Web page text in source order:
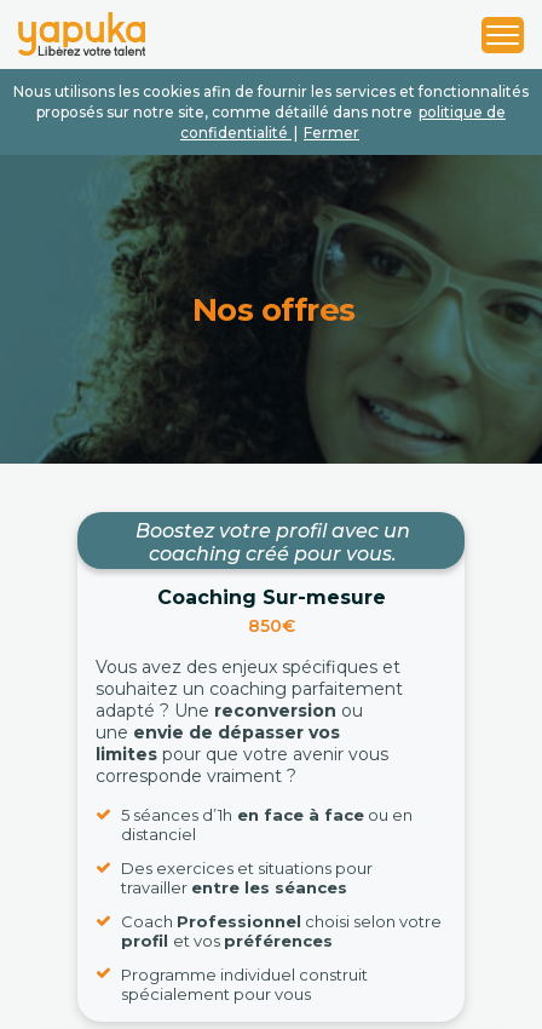
Nous utilisons les cookies afin de fournir les services et fonctionnalités
proposés sur notre site, comme détaillé dans notre politique de
confidentialité
Fermer
1
2
3
Nos offres
Boostez votre profil avec un
coaching créé pour vous.
Coaching Sur-mesure
850€
Vous avez des enjeux spécifiques et
souhaitez un coaching parfaitement
adapté ? Une reconversion ou
une envie de dépasser vos
limites pour que votre avenir vous
corresponde vraiment ?
5 séances d’1h en face à face ou en
distanciel
Des exercices et situations pour
travailler entre les séances
Coach Professionnel choisi selon votre
profil et vos préférences
Programme individuel construit
spécialement pour vous